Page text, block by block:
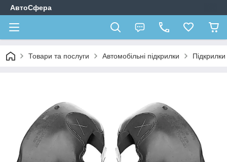
АвтоСфера
Товари та послуги Автомобільні підкрилки